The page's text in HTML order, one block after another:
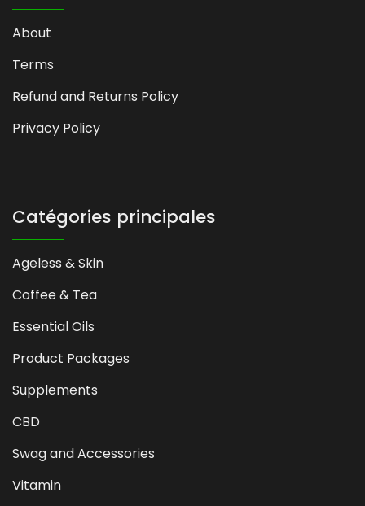
About
Terms
Refund and Returns Policy
Privacy Policy
Catégories principales
Ageless & Skin
Coffee & Tea
Essential Oils
Product Packages
Supplements
CBD
Swag and Accessories
Vitamin